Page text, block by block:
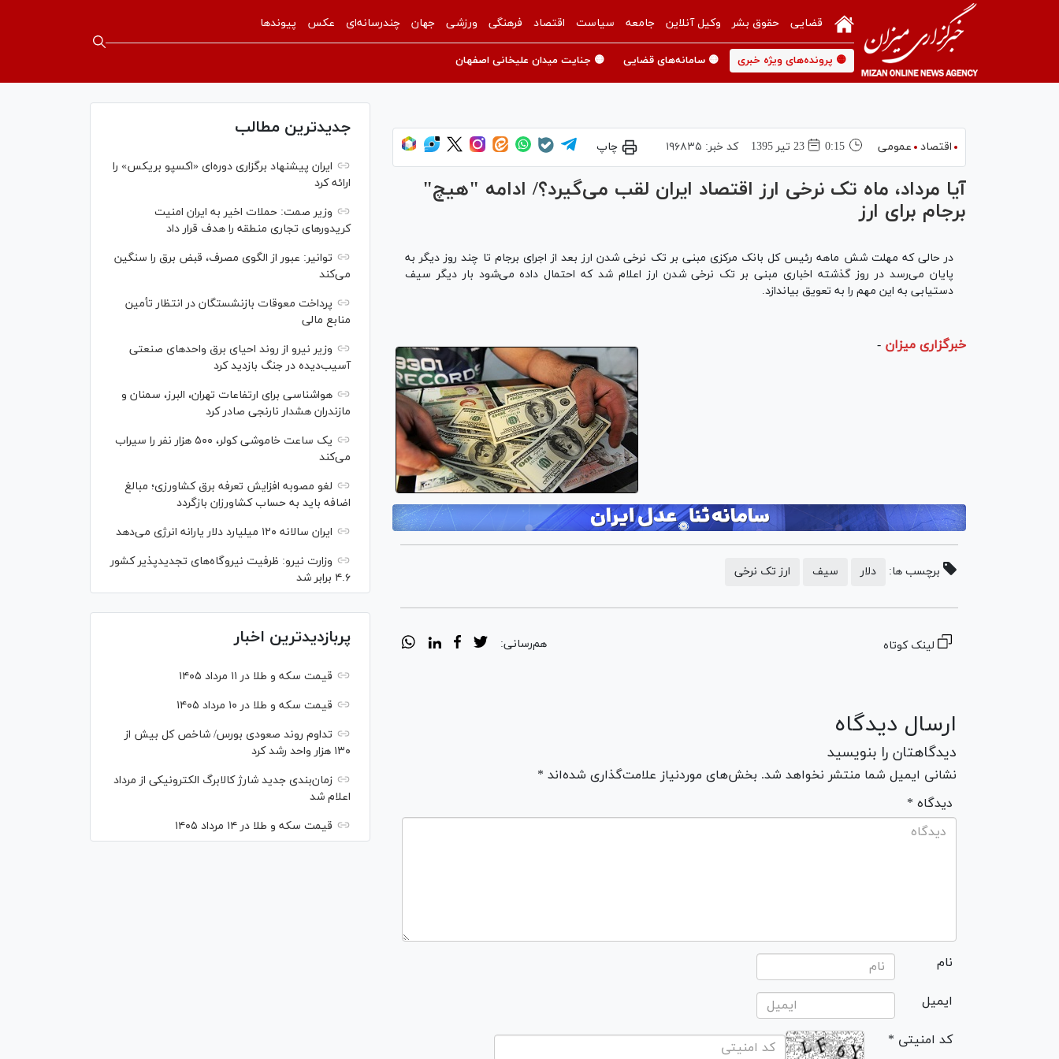
قضایی حقوق بشر وکیل آنلاین جامعه سیاست اقتصاد فرهنگی ورزشی جهان چندرسانه‌ای عکس پیوندها
🟡 پرونده‌های ویژه خبری 🟡 سامانه‌های قضایی 🟡 جنایت میدان علیخانی اصفهان
اقتصاد عمومی 0:15 23 تير 1395 کد خبر: ۱۹۶۸۳۵ چاپ
آیا مرداد، ماه تک نرخی ارز اقتصاد ایران لقب می‌گیرد؟/ ادامه "هیچ"
برجام برای ارز
در حالی که مهلت شش ماهه رئیس کل بانک مرکزی مبنی بر تک نرخی شدن ارز بعد از اجرای برجام تا چند روز دیگر به
پایان می‌رسد در روز گذشته اخباری مبنی بر تک نرخی شدن ارز اعلام شد که احتمال داده می‌شود بار دیگر سیف
دستیابی به این مهم را به تعویق بیاندازد.
خبرگزاری میزان -
برچسب ها: دلار سیف ارز تک نرخی
لینک کوتاه هم‌رسانی:
ارسال دیدگاه
دیدگاهتان را بنویسید
نشانی ایمیل شما منتشر نخواهد شد. بخش‌های موردنیاز علامت‌گذاری شده‌اند *
* دیدگاه
نام
ایمیل
* کد امنیتی
جدیدترین مطالب
ایران پیشنهاد برگزاری دوره‌ای «اکسپو بریکس» را
ارائه کرد
وزیر صمت: حملات اخیر به ایران امنیت
کریدورهای تجاری منطقه را هدف قرار داد
توانیر: عبور از الگوی مصرف، قبض برق را سنگین
می‌کند
پرداخت معوقات بازنشستگان در انتظار تأمین
منابع مالی
وزیر نیرو از روند احیای برق واحدهای صنعتی
آسیب‌دیده در جنگ بازدید کرد
هواشناسی برای ارتفاعات تهران، البرز، سمنان و
مازندران هشدار نارنجی صادر کرد
یک ساعت خاموشی کولر، ۵۰۰ هزار نفر را سیراب
می‌کند
لغو مصوبه افزایش تعرفه برق کشاورزی؛ مبالغ
اضافه باید به حساب کشاورزان بازگردد
ایران سالانه ۱۲۰ میلیارد دلار یارانه انرژی می‌دهد
وزارت نیرو: ظرفیت نیروگاه‌های تجدیدپذیر کشور
۴.۶ برابر شد
پربازدیدترین اخبار
قیمت سکه و طلا در ۱۱ مرداد ۱۴۰۵
قیمت سکه و طلا در ۱۰ مرداد ۱۴۰۵
تداوم روند صعودی بورس/ شاخص کل بیش از
۱۳۰ هزار واحد رشد کرد
زمان‌بندی جدید شارژ کالابرگ الکترونیکی از مرداد
اعلام شد
قیمت سکه و طلا در ۱۴ مرداد ۱۴۰۵